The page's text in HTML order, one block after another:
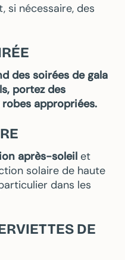
si nécessaire, des
des soirées de gala
portez des
appropriées.
après-soleil et
solaire de haute
dans les
DE